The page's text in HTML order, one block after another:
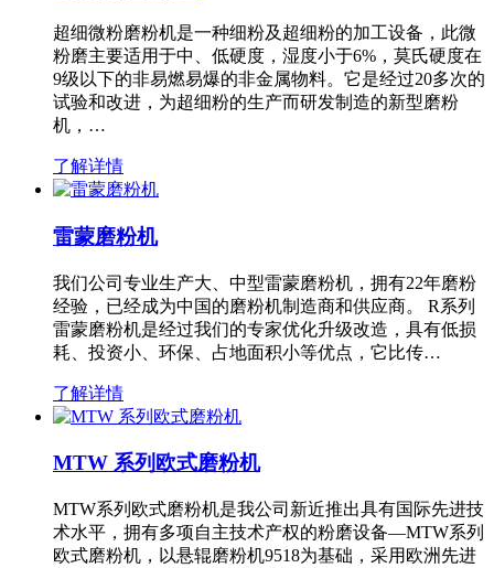
超细微粉磨粉机是一种细粉及超细粉的加工设备，此微
粉磨主要适用于中、低硬度，湿度小于6%，莫氏硬度在
9级以下的非易燃易爆的非金属物料。它是经过20多次的
试验和改进，为超细粉的生产而研发制造的新型磨粉
机，…
了解详情
雷蒙磨粉机
我们公司专业生产大、中型雷蒙磨粉机，拥有22年磨粉
经验，已经成为中国的磨粉机制造商和供应商。 R系列
雷蒙磨粉机是经过我们的专家优化升级改造，具有低损
耗、投资小、环保、占地面积小等优点，它比传…
了解详情
MTW 系列欧式磨粉机
MTW系列欧式磨粉机是我公司新近推出具有国际先进技
术水平，拥有多项自主技术产权的粉磨设备—MTW系列
欧式磨粉机，以悬辊磨粉机9518为基础，采用欧洲先进